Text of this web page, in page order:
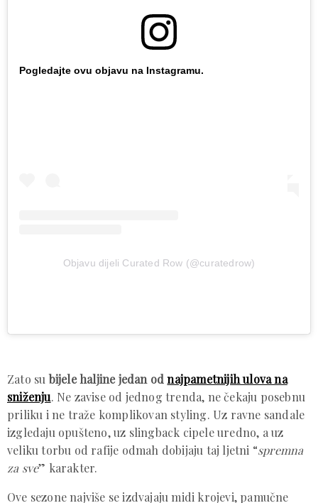
Pogledajte ovu objavu na Instagramu.
Objavu dijeli Curated Row (@curatedrow)
Zato subijele haljine jedan odnajpametnijih ulova na
sniženju. Ne zavise od jednog trenda, ne čekaju posebnu
priliku i ne traže komplikovan styling. Uz ravne sandale
izgledaju opušteno, uz slingback cipele uredno, a uz
veliku torbu od rafije odmah dobijaju taj ljetni “spremna
za sve” karakter.
Ove sezone najviše se izdvajaju midi krojevi, pamučne